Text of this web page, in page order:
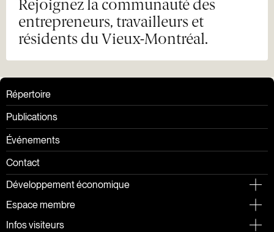
Rejoignez la communauté des
entrepreneurs, travailleurs et
résidents du Vieux-Montréal.
Répertoire
Publications
Événements
Contact
Développement économique
Espace membre
Infos visiteurs